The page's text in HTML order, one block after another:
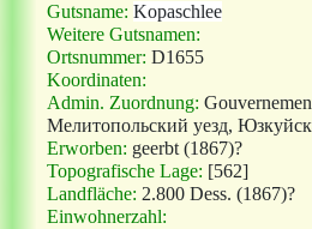
Gutsname: Kopaschlee
Weitere Gutsnamen:
Ortsnummer: D1655
Koordinaten:
Admin. Zuordnung:
Мелитопольский уезд,
Erworben: geerbt(1867)?
Topografische Lage: [562]
Landfläche: 2.800 Dess. (1867)?
Einwohnerzahl: